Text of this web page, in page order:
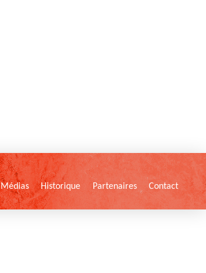
Médias Historique Partenaires Contact